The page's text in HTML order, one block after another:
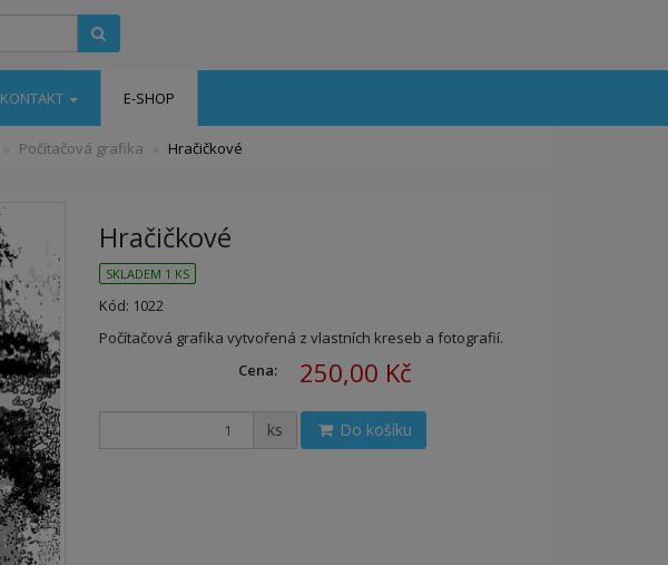
KONTAKT E-SHOP
Počítačová grafika Hračičkové
Hračičkové
SKLADEM 1 KS
Kód: 1022
Počítačová grafika vytvořená z vlastních kreseb a fotografií.
Cena:
250,00 Kč
ks Do košíku